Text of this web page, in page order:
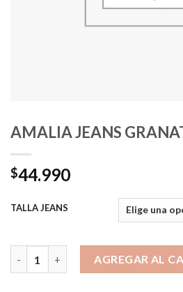
AMALIA JEANS
$44.990
TALLA JEANS
AGREGAR AL